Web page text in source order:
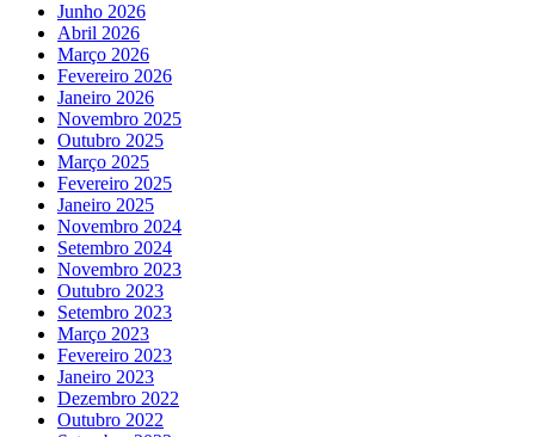
Junho 2026
Abril 2026
Março 2026
Fevereiro 2026
Janeiro 2026
Novembro 2025
Outubro 2025
Março 2025
Fevereiro 2025
Janeiro 2025
Novembro 2024
Setembro 2024
Novembro 2023
Outubro 2023
Setembro 2023
Março 2023
Fevereiro 2023
Janeiro 2023
Dezembro 2022
Outubro 2022